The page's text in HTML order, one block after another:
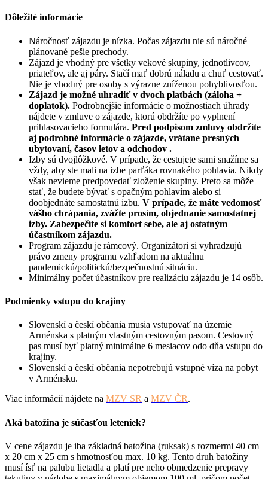
Dôležité informácie
Náročnosť zájazdu je nízka. Počas zájazdu nie sú náročné
plánované pešie prechody.
Zájazd je vhodný pre všetky vekové skupiny, jednotlivcov,
priateľov, ale aj páry. Stačí mať dobrú náladu a chuť cestovať.
Nie je vhodný pre osoby s výrazne zníženou pohyblivosťou.
Zájazd je možné uhradiť v dvoch platbách (záloha +
doplatok). Podrobnejšie informácie o možnostiach úhrady
nájdete v zmluve o zájazde, ktorú obdržíte po vyplnení
prihlasovacieho formulára. Pred podpisom zmluvy obdržíte
aj podrobné informácie o zájazde, vrátane presných
ubytovaní, časov letov a odchodov .
Izby sú dvojlôžkové. V prípade, že cestujete sami snažíme sa
vždy, aby ste mali na izbe parťáka rovnakého pohlavia. Nikdy
však nevieme predpovedať zloženie skupiny. Preto sa môže
stať, že budete bývať s opačným pohlavím alebo si
doobjednáte samostatnú izbu. V prípade, že máte vedomosť
vášho chrápania, zvážte prosím, objednanie samostatnej
izby. Zabezpečíte si komfort sebe, ale aj ostatným
účastníkom zájazdu.
Program zájazdu je rámcový. Organizátori si vyhradzujú
právo zmeny programu vzhľadom na aktuálnu
pandemickú/politickú/bezpečnostnú situáciu.
Minimálny počet účastníkov pre realizáciu zájazdu je 14 osôb.
Podmienky vstupu do krajiny
Slovenskí a českí občania musia vstupovať na územie
Arménska s platným vlastným cestovným pasom. Cestovný
pas musí byť platný minimálne 6 mesiacov odo dňa vstupu do
krajiny.
Slovenskí a českí občania nepotrebujú vstupné víza na pobyt
v Arménsku.
Viac informácií nájdete na MZV SR a MZV ČR.
Aká batožina je súčasťou leteniek?
V cene zájazdu je iba základná batožina (ruksak) s rozmermi 40 cm
x 20 cm x 25 cm s hmotnosťou max. 10 kg. Tento druh batožiny
musí ísť na palubu lietadla a platí pre neho obmedzenie prepravy